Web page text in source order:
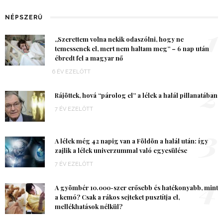
NÉPSZERŰ
„Szerettem volna nekik odaszólni, hogy ne
temessenek el, mert nem haltam meg” – 6 nap után
ébredt fel a magyar nő
6 ÉV EZELŐTT
1
Rájöttek, hová “párolog el” a lélek a halál pillanatában
7 ÉV EZELŐTT 2
A lélek még 42 napig van a Földön a halál után: így
zajlik a lélek univerzummal való egyesülése
7 ÉV EZELŐTT
3
A gyömbér 10.000-szer erősebb és hatékonyabb, mint
a kemó? Csak a rákos sejteket pusztítja el,
mellékhatások nélkül?
4